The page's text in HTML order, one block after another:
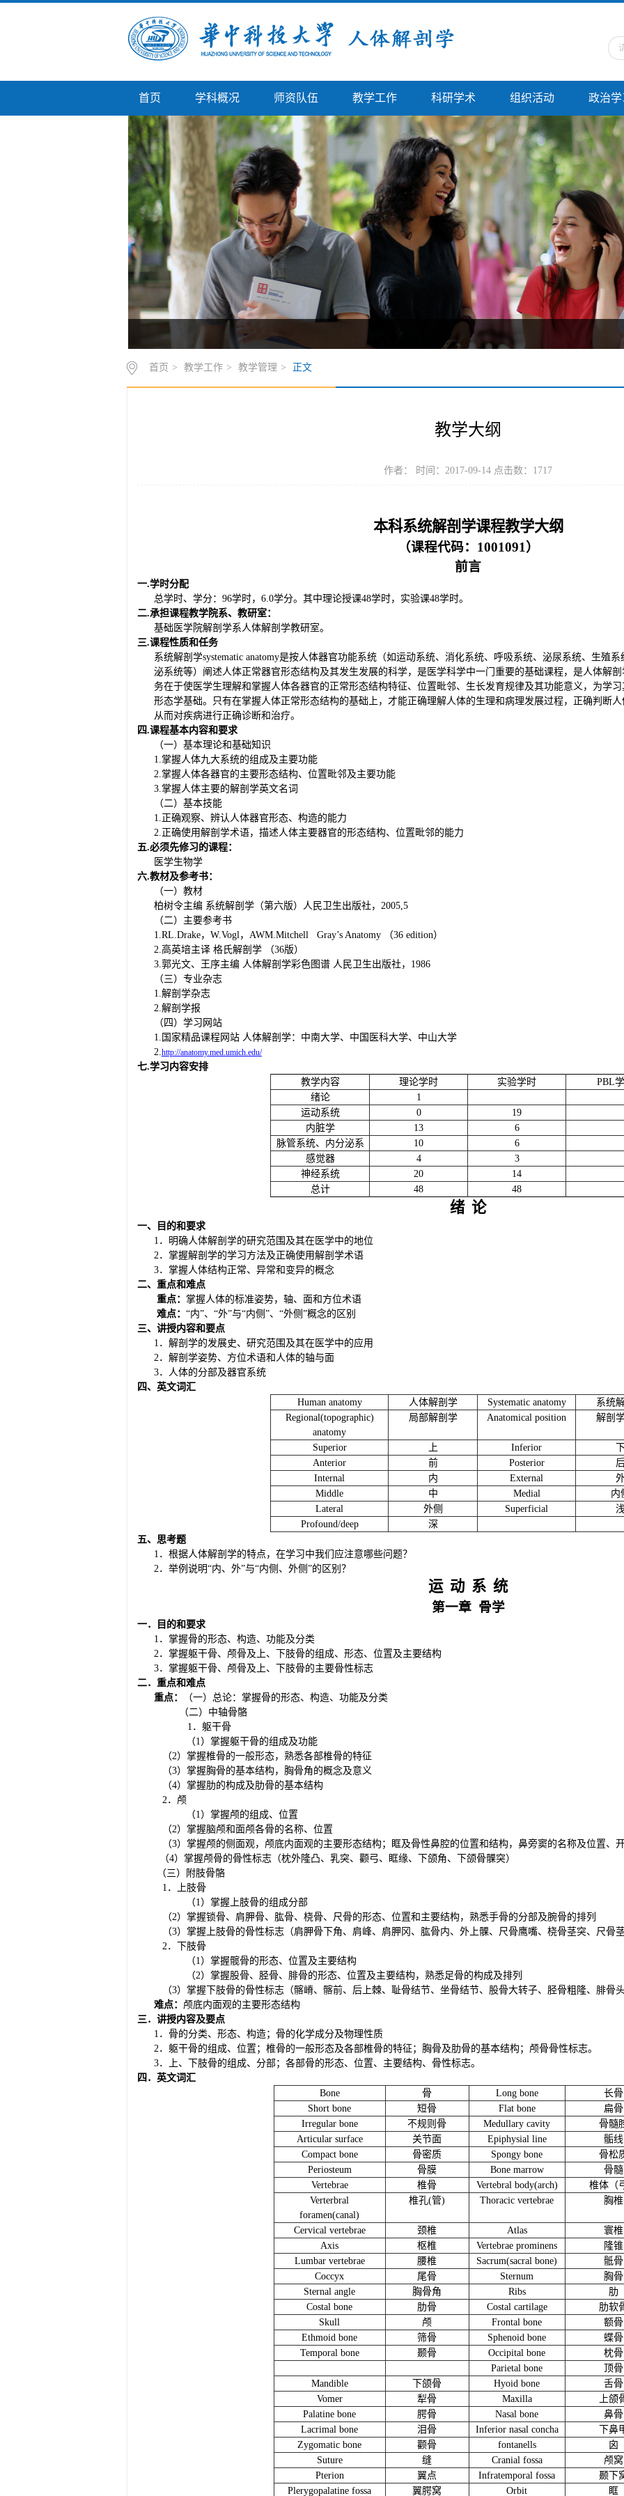
首页 学科概况 师资队伍 教学工作 科研学术 组织活动 政治学
首页 > 教学工作 > 教学管理 > 正文
教学大纲
作者： 时间：2017-09-14 点击数： 1717
本科系统解剖学课程教学大纲
（课程代码： 1001091）
前言
一.学时分配
总学时、学分： 96学时，6.0学分。其中理论授课48学时，实验课48学时。
二.承担课程教学院系、教研室：
基础医学院解剖学系人体解剖学教研室。
三.课程性质和任务
系统解剖学systematic anatomy是按人体器官功能系统（如运动系统、消化系统、呼吸系统、泌尿系统、生殖
泌系统等）阐述人体正常器官形态结构及其发生发展的科学，是医学科学中一门重要的基础课程，是人体解
务在于使医学生理解和掌握人体各器官的正常形态结构特征、位置毗邻、生长发育规律及其功能意义，为学
形态学基础。只有在掌握人体正常形态结构的基础上，才能正确理解人体的生理和病理发展过程，正确判断
从而对疾病进行正确诊断和治疗。
四.课程基本内容和要求
（一）基本理论和基础知识
1.掌握人体九大系统的组成及主要功能
2.掌握人体各器官的主要形态结构、位置毗邻及主要功能
3.掌握人体主要的解剖学英文名词
（二）基本技能
1.正确观察、辨认人体器官形态、构造的能力
2.正确使用解剖学术语，描述人体主要器官的形态结构、位置毗邻的能力
五.必须先修习的课程：
医学生物学
六.教材及参考书：
（一）教材
柏树令主编 系统解剖学（第六版）人民卫生出版社， 2005,5
（二）主要参考书
1.RL.Drake，W.Vogl，AWM.Mitchell Gray’s Anatomy （36 edition）
2.高英培主译 格氏解剖学 （36版）
3.郭光文、王序主编 人体解剖学彩色图谱 人民卫生出版社，1986
（三）专业杂志
1.解剖学杂志
2.解剖学报
（四）学习网站
1.国家精品课程网站 人体解剖学：中南大学、中国医科大学、中山大学
2.http://anatomy.med.umich.edu/
七.学习内容安排
教学内容
理论学时 实验学时
PBL
绪论
1
运动系统
0
19
内脏学
13
6
脉管系统、内分泌系
10
6
感觉器
4
3
神经系统
20
14
总计
48 48
绪 论
一、目的和要求
1．明确人体解剖学的研究范围及其在医学中的地位
2．掌握解剖学的学习方法及正确使用解剖学术语
3．掌握人体结构正常、异常和变异的概念
二、重点和难点
重点： 掌握人体的标准姿势，轴、面和方位术语
难点： “内”、“外”与“内侧”、“外侧”概念的区别
三、讲授内容和要点
1．解剖学的发展史、研究范围及其在医学中的应用
2．解剖学姿势、方位术语和人体的轴与面
3．人体的分部及器官系统
四、英文词汇
Human anatomy 人体解剖学 Systematic anatomy
系统
Regional(topographic)
anatomy
局部解剖学 Anatomical position 解剖
Superior 上 Inferior
Anterior 前 Posterior
Internal 内 External
Middle 中 Medial
内
Lateral
外侧 Superficial
Profound/deep
深
五、思考题
1．根据人体解剖学的特点，在学习中我们应注意哪些问题？
2．举例说明“内、外”与“内侧、外侧”的区别？
运 动 系 统
第一章 骨学
一．目的和要求
1．掌握骨的形态、构造、功能及分类
2．掌握躯干骨、颅骨及上、下肢骨的组成、形态、位置及主要结构
3．掌握躯干骨、颅骨及上、下肢骨的主要骨性标志
二．重点和难点
重点：
（一）总论：掌握骨的形态、构造、功能及分类
（二）中轴骨骼
1．躯干骨
（1）掌握躯干骨的组成及功能
（2）掌握椎骨的一般形态，熟悉各部椎骨的特征
（3）掌握胸骨的基本结构，胸骨角的概念及意义
（4）掌握肋的构成及肋骨的基本结构
2．颅
（1）掌握颅的组成、位置
（2）掌握脑颅和面颅各骨的名称、位置
（3）掌握颅的侧面观，颅底内面观的主要形态结构；眶及骨性鼻腔的位置和结构，鼻旁窦的名称及位置、
（4）掌握颅骨的骨性标志（枕外隆凸、乳突、颧弓、眶缘、下颌角、下颌骨髁突）
（三）附肢骨骼
1．上肢骨
（1）掌握上肢骨的组成分部
（2）掌握锁骨、肩胛骨、肱骨、桡骨、尺骨的形态、位置和主要结构，熟悉手骨的分部及腕骨的排列
（3）掌握上肢骨的骨性标志（肩胛骨下角、肩峰、肩胛冈、肱骨内、外上髁、尺骨鹰嘴、桡骨茎突、尺骨
2．下肢骨
（1）掌握髋骨的形态、位置及主要结构
（2）掌握股骨、胫骨、腓骨的形态、位置及主要结构，熟悉足骨的构成及排列
（3）掌握下肢骨的骨性标志（髂嵴、髂前、后上棘、耻骨结节、坐骨结节、股骨大转子、胫骨粗隆、腓骨
难点： 颅底内面观的主要形态结构
三．讲授内容及要点
1．骨的分类、形态、构造；骨的化学成分及物理性质
2．躯干骨的组成、位置；椎骨的一般形态及各部椎骨的特征；胸骨及肋骨的基本结构；颅骨骨性标志。
3．上、下肢骨的组成、分部；各部骨的形态、位置、主要结构、骨性标志。
四．英文词汇
Bone 骨 Long bone
长骨
Short bone 短骨 Flat bone
扁骨
Irregular bone 不规则骨 Medullary cavity
骨髓
Articular surface 关节面 Epiphysial line
骺线
Compact bone 骨密质 Spongy bone
骨松
Periosteum 骨膜 Bone marrow
骨髓
Vertebrae 椎骨 Vertebral body(arch)
椎体（
Verterbral
foramen(canal)
椎孔(管) Thoracic vertebrae 胸椎
Cervical vertebrae 颈椎 Atlas
寰椎
Axis 枢椎 Vertebrae prominens
隆锥
Lumbar vertebrae 腰椎 Sacrum(sacral bone)
骶骨
Coccyx 尾骨 Sternum
胸骨
Sternal angle 胸骨角 Ribs
肋
Costal bone 肋骨 Costal cartilage
肋软
Skull 颅 Frontal bone
额骨
Ethmoid bone 筛骨 Sphenoid bone
蝶骨
Temporal bone 颞骨 Occipital bone
枕骨
Parietal bone
顶骨
Mandible 下颌骨 Hyoid bone
舌骨
Vomer 犁骨 Maxilla
上颌
Palatine bone 腭骨 Nasal bone
鼻骨
Lacrimal bone 泪骨 Inferior nasal concha
下鼻
Zygomatic bone 颧骨 fontanells
囟
Suture 缝 Cranial fossa
颅窝
Pterion 翼点 Infratemporal fossa
颞下
Plerygopalatine fossa 翼腭窝 Orbit 眶